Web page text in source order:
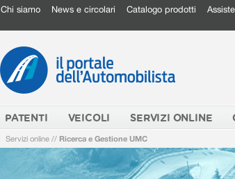
Chi siamo News e circolari Catalogo prodotti
PATENTI VEICOLI SERVIZI ONLINE
Servizi online // Ricerca e Gestione UMC